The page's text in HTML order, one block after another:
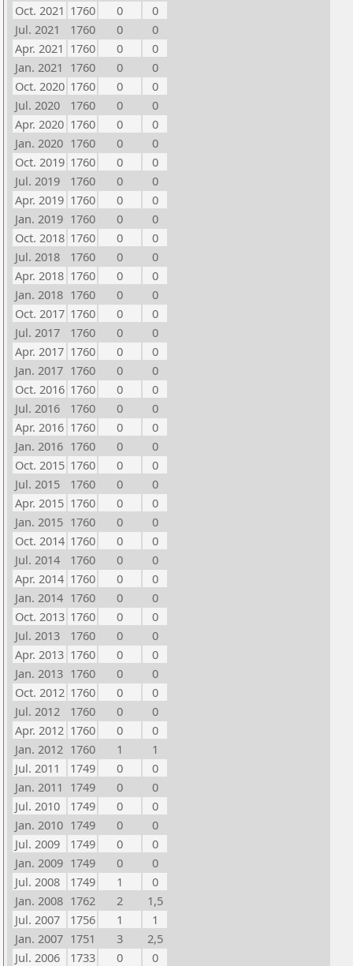
Oct. 2021 1760 0
0
Jul. 2021
1760 0
0
Apr. 2021 1760 0
0
Jan. 2021 1760 0
0
Oct. 2020 1760 0
0
Jul. 2020
1760 0
0
Apr. 2020 1760 0
0
Jan. 2020 1760 0
0
Oct. 2019 1760 0
0
Jul. 2019
1760 0
0
Apr. 2019 1760 0
0
Jan. 2019 1760 0
0
Oct. 2018 1760 0
0
Jul. 2018
1760 0
0
Apr. 2018 1760 0
0
Jan. 2018 1760 0
0
Oct. 2017 1760 0
0
Jul. 2017
1760 0
0
Apr. 2017 1760 0
0
Jan. 2017 1760 0
0
Oct. 2016 1760 0
0
Jul. 2016
1760 0
0
Apr. 2016 1760 0
0
Jan. 2016 1760 0
0
Oct. 2015 1760 0
0
Jul. 2015
1760 0
0
Apr. 2015 1760 0
0
Jan. 2015 1760 0
0
Oct. 2014 1760 0
0
Jul. 2014
1760 0
0
Apr. 2014 1760 0
0
Jan. 2014 1760 0
0
Oct. 2013 1760 0
0
Jul. 2013
1760 0
0
Apr. 2013 1760 0
0
Jan. 2013 1760 0
0
Oct. 2012 1760 0
0
Jul. 2012
1760 0
0
Apr. 2012 1760 0
0
Jan. 2012 1760 1
1
Jul. 2011
1749 0
0
Jan. 2011 1749 0
0
Jul. 2010
1749 0
0
Jan. 2010 1749 0
0
Jul. 2009
1749 0
0
Jan. 2009 1749 0
0
Jul. 2008
1749 1
0
Jan. 2008 1762 2
1,5
Jul. 2007
1756 1
1
Jan. 2007 1751 3
2,5
Jul. 2006
1733 0
0